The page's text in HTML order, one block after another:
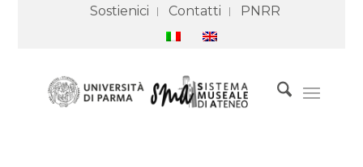
Sostienici Contatti PNRR